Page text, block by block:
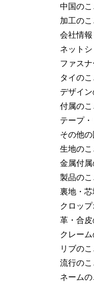
中国のこ
加工のこ
会社情報
ネット
ファス
タイのこ
デザイン
付属のこ
テープ
その他
生地のこ
金属付属
製品のこ
裏地・芯
クロッ
革・合皮
クレー
リブのこ
流行のこ
ネームの